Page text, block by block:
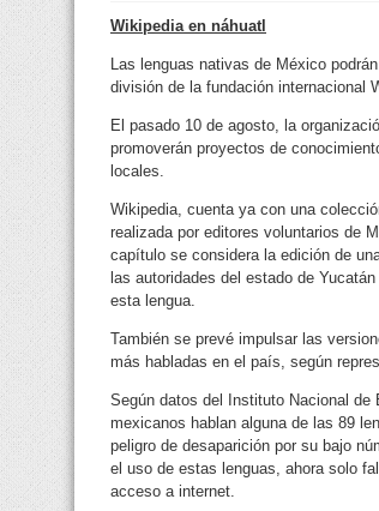
Wikipedia en náhuatl
Las lenguas nativas de México
división de la fundación internacional
El pasado 10 de agosto, la
promoverán proyectos de
locales.
Wikipedia, cuenta ya con una
realizada por editores voluntarios de
capítulo se considera la edición de
las autoridades del estado de
esta lengua.
También se prevé impulsar las
más habladas en el país, según
Según datos del Instituto Nacional
mexicanos hablan alguna de las 89
peligro de desaparición por su bajo
el uso de estas lenguas, ahora solo
acceso a internet.